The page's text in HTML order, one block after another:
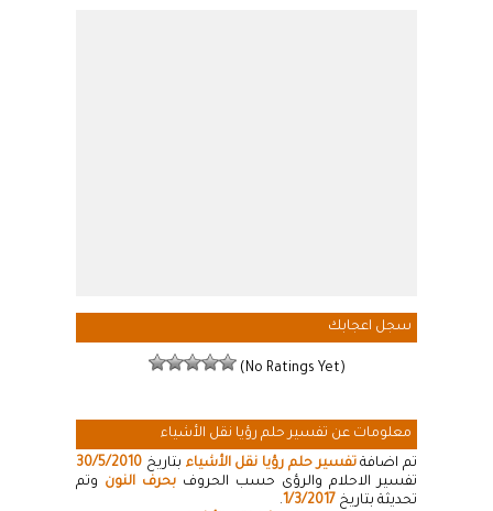
سجل اعجابك
(No Ratings Yet)
معلومات عن تفسير حلم رؤيا نقل الأشياء
تم اضافةتفسير حلم رؤيا نقل الأشياء بتاريخ 30/5/2010
تفسير الاحلام والرؤى حسب الحروف بحرف النون وتم
تحديثة بتاريخ 1/3/2017
.